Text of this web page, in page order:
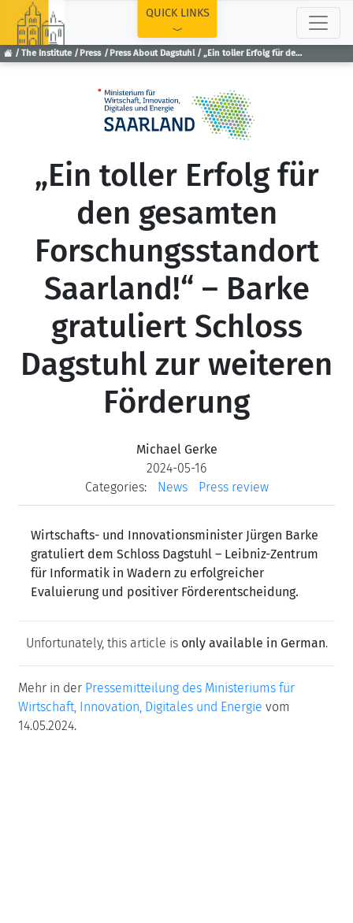
The Institute Press Press About Dagstuhl „Ein toller Erfolg für den gesamten Forschungsstandort Saarland!“ – Barke gratuliert Schloss Dagstuhl zur weiteren Förderung
QUICK LINKS
„Ein toller Erfolg für
den gesamten
Forschungsstandort
Saarland!“ – Barke
gratuliert Schloss
Dagstuhl zur weiteren
Förderung
Michael Gerke
2024-05-16
Categories:
News Press review
Wirtschafts- und Innovationsminister Jürgen Barke
gratuliert dem Schloss Dagstuhl – Leibniz-Zentrum
für Informatik in Wadern zu erfolgreicher
Evaluierung und positiver Förderentscheidung.
Unfortunately, this article is only available in German.
Mehr in der Pressemitteilung des Ministeriums für
Wirtschaft, Innovation, Digitales und Energie vom
14.05.2024.